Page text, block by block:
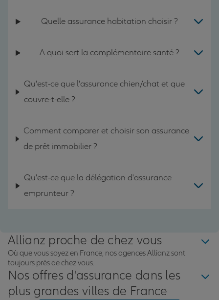
Quelle assurance habitation choisir ?
A quoi sert la complémentaire santé ?
Qu'est-ce que l'assurance chien/chat et que
couvre-t-elle ?
Comment comparer et choisir son assurance
de prêt immobilier ?
Qu'est-ce que la délégation d'assurance
emprunteur ?
Allianz proche de chez vous
Où que vous soyez en France, nos agences Allianz sont
toujours près de chez vous.
Nos offres d'assurance dans les
plus grandes villes de France